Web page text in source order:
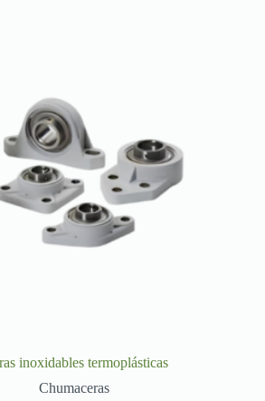
inoxidables termoplásticas
Chumaceras